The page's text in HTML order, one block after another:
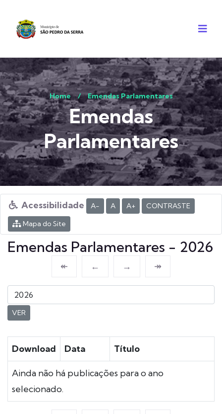
Home / Emendas Parlamentares
Emendas
Parlamentares
Acessibilidade A- A A+
CONTRASTE
Mapa do Site
Emendas Parlamentares - 2026
↞ ← → ↠
VER
Download Data Título
Ainda não há publicações para o ano
selecionado.